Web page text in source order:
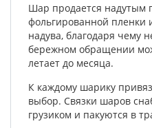
Шар продается надутым
фольгированной пленки
надува, благодаря чему
бережном обращении
летает до месяца.
К каждому шарику
выбор. Связки шаров
грузиком и пакуются в